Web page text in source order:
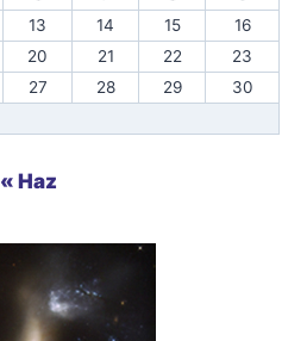
13 14 15
16
20 21 22
23
27 28 29
30
« Haz